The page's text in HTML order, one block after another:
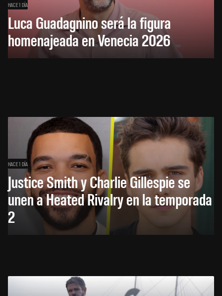
HACE 1 DÍA
Luca Guadagnino será la figura
homenajeada en Venecia 2026
HACE 1 DÍA
Justice Smith y Charlie Gillespie se
unen a Heated Rivalry en la temporada
2